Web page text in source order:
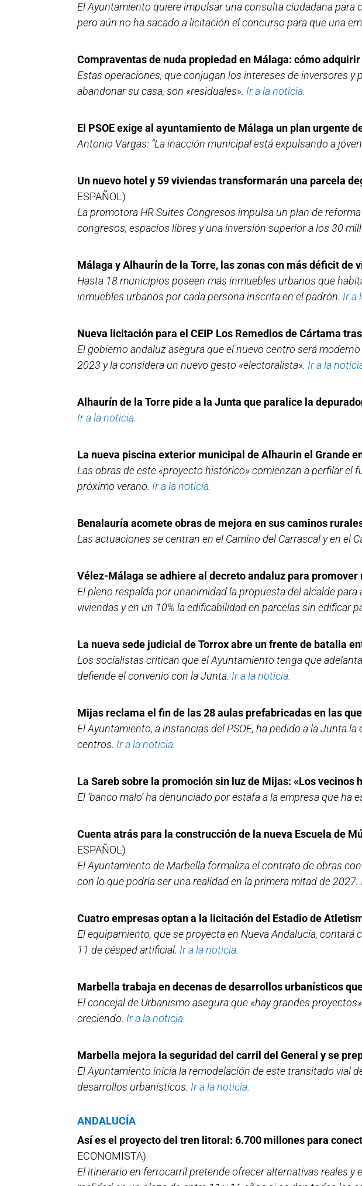
El Ayuntamiento quiere impulsar una consulta ciudadana
pero aún no ha sacado a licitación el concurso para que una
Compraventas de nuda propiedad en Málaga: cómo
Estas operaciones, que conjugan los intereses de inversores
abandonar su casa, son «residuales». Ir a la noticia.
El PSOE exige al ayuntamiento de Málaga un plan urgente
Antonio Vargas: “La inacción municipal está expulsando a
Un nuevo hotel y 59 viviendas transformarán una parcela
ESPAÑOL)
La promotora HR Suites Congresos impulsa un plan de
congresos, espacios libres y una inversión superior a los 30
Málaga y Alhaurín de la Torre, las zonas con más déficit de
Hasta 18 municipios poseen más inmuebles urbanos que
inmuebles urbanos por cada persona inscrita en el padrón. Ir a
Nueva licitación para el CEIP Los Remedios de Cártama
El gobierno andaluz asegura que el nuevo centro será
2023 y la considera un nuevo gesto «electoralista». Ir a la
Alhaurín de la Torre pide a la Junta que paralice la
Ir a la noticia.
La nueva piscina exterior municipal de Alhaurin el Grande
Las obras de este «proyecto histórico» comienzan a perfilar
próximo verano. Ir a la noticia.
Benalauría acomete obras de mejora en sus caminos
Las actuaciones se centran en el Camino del Carrascal y en el
Vélez-Málaga se adhiere al decreto andaluz para promover
El pleno respalda por unanimidad la propuesta del alcalde
viviendas y en un 10% la edificabilidad en parcelas sin edificar
La nueva sede judicial de Torrox abre un frente de batalla
Los socialistas critican que el Ayuntamiento tenga que
defiende el convenio con la Junta. Ir a la noticia.
Mijas reclama el fin de las 28 aulas prefabricadas en las
El Ayuntamiento, a instancias del PSOE, ha pedido a la Junta
centros. Ir a la noticia.
La Sareb sobre la promoción sin luz de Mijas: «Los vecinos
El ‘banco malo’ ha denunciado por estafa a la empresa que
Cuenta atrás para la construcción de la nueva Escuela de
ESPAÑOL)
El Ayuntamiento de Marbella formaliza el contrato de obras
con lo que podría ser una realidad en la primera mitad de 2027.
Cuatro empresas optan a la licitación del Estadio de
El equipamiento, que se proyecta en Nueva Andalucía,
11 de césped artificial. Ir a la noticia.
Marbella trabaja en decenas de desarrollos urbanísticos
El concejal de Urbanismo asegura que «hay grandes
creciendo. Ir a la noticia.
Marbella mejora la seguridad del carril del General y se
El Ayuntamiento inicia la remodelación de este transitado vial
desarrollos urbanísticos. Ir a la noticia.
ANDALUCÍA
Así es el proyecto del tren litoral: 6.700 millones para
ECONOMISTA)
El itinerario en ferrocarril pretende ofrecer alternativas reales